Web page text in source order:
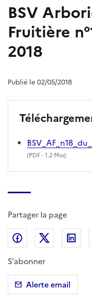
BSV
Fruitière
2018
Publié le 02/05/2018
(PDF- 1.2 Mio)
Partager la page
Partager surPartager
S'abonner
Alerte email